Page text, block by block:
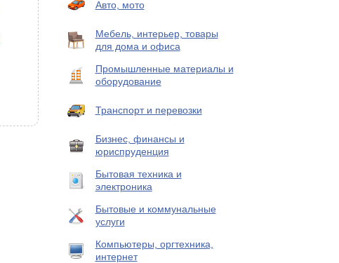
Авто, мото
Мебель, интерьер, товары
для дома и офиса
Промышленные материалы и
оборудование
Транспорт и перевозки
Бизнес, финансы и
юриспруденция
Бытовая техника и
электроника
Бытовые и коммунальные
услуги
Компьютеры, оргтехника,
интернет